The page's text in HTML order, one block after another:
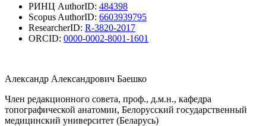
РИНЦ AuthorID: 484398
Scopus AuthorID: 6603939795
ResearcherID: R-3820-2017
ORCID: 0000-0002-8001-1601
Александр Александрович Баешко
Член редакционного совета, проф., д.м.н., кафедра
топографической анатомии, Белорусский государственный
медицинский университет (Беларусь)